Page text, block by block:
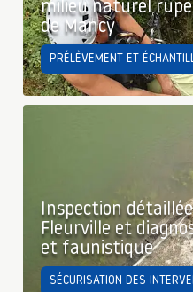
milieu naturel
de Mancy
PRÉLÈVEMENT ET
Inspection
Fleurville et
et faunistique
SÉCURISATION DES